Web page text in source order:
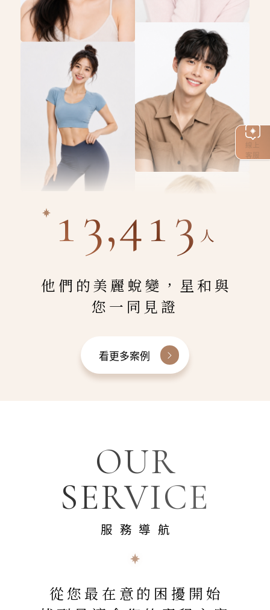
線上
客服
13,413 人
他們的美麗蛻變，星和與
您一同見證
看更多案例
OUR
SERVICE
服務導航
從您最在意的困擾開始